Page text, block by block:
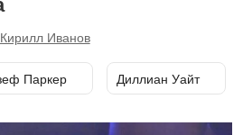
Кирилл Иванов
Паркер Диллиан Уайт